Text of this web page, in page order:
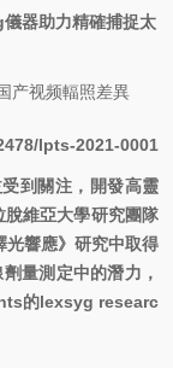
儀器助力精確捕捉太
lpts-2021-0001
到關注，開發高靈
維亞大學研究團隊
光響應》研究中取得
量測定中的潛力，
的lexsyg researc